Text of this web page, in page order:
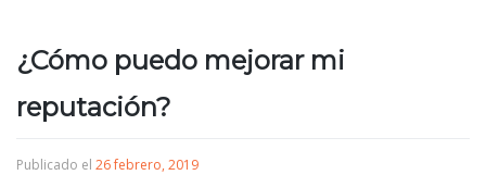
¿Cómo puedo mejorar mi
reputación?
Publicado el 26 febrero, 2019